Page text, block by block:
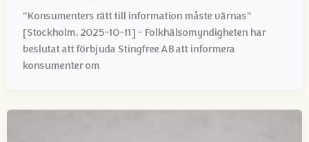
”Konsumenters rätt till information måste värnas”
[Stockholm, 2025-10-11] – Folkhälsomyndigheten har
beslutat att förbjuda Stingfree AB att informera
konsumenter om